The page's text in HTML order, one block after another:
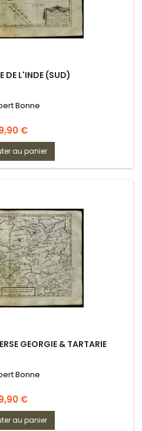
DE L'INDE (SUD)
Bonne
€
au panier
GEORGIE & TARTARIE
Bonne
€
au panier